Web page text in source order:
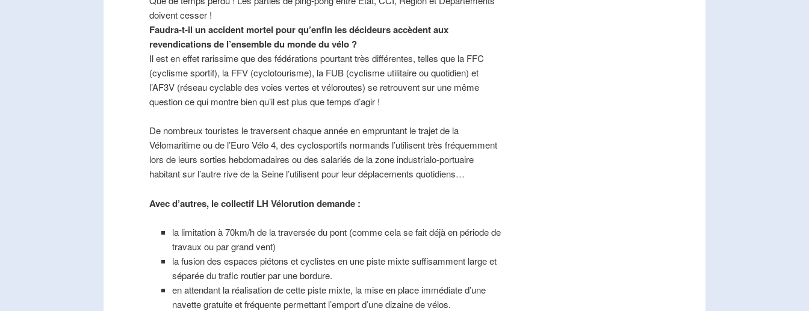
doivent cesser !
Faudra-t-il un accident mortel pour qu’enfin les décideurs accèdent aux
revendications de l’ensemble du monde du vélo ?
Il est en effet rarissime que des fédérations pourtant très différentes, telles que la FFC
(cyclisme sportif), la FFV (cyclotourisme), la FUB (cyclisme utilitaire ou quotidien) et
l’AF3V (réseau cyclable des voies vertes et véloroutes) se retrouvent sur une même
question ce qui montre bien qu’il est plus que temps d’agir !
De nombreux touristes le traversent chaque année en empruntant le trajet de la
Vélomaritime ou de l’Euro Vélo 4, des cyclosportifs normands l’utilisent très fréquemment
lors de leurs sorties hebdomadaires ou des salariés de la zone industrialo-portuaire
habitant sur l’autre rive de la Seine l’utilisent pour leur déplacements quotidiens…
Avec d’autres, le collectif LH Vélorution demande :
la limitation à 70km/h de la traversée du pont (comme cela se fait déjà en période de
travaux ou par grand vent)
la fusion des espaces piétons et cyclistes en une piste mixte suffisamment large et
séparée du trafic routier par une bordure.
en attendant la réalisation de cette piste mixte, la mise en place immédiate d’une
navette gratuite et fréquente permettant l’emport d’une dizaine de vélos.